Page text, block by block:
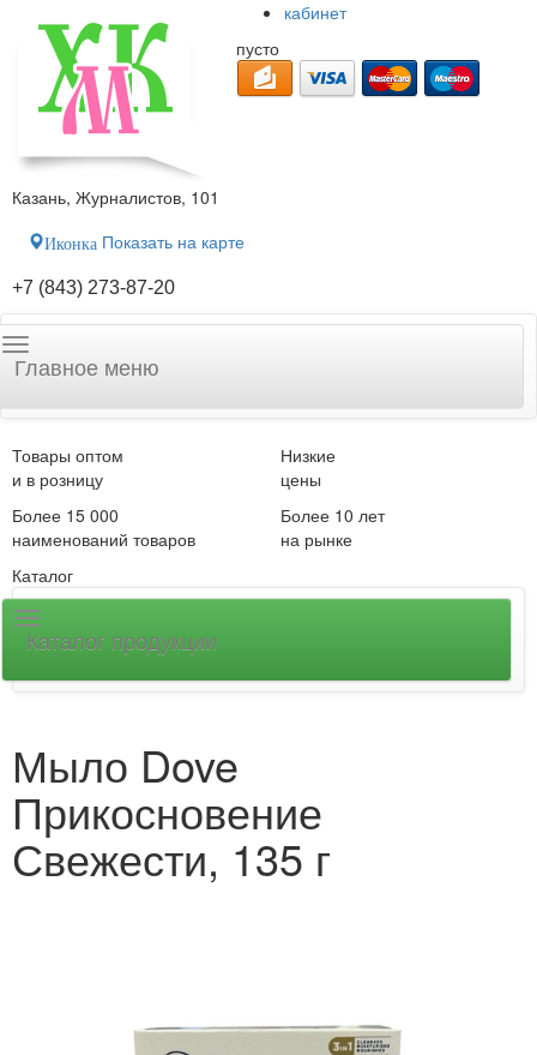
кабинет
пусто
Казань, Журналистов, 101
Иконка Показать на карте
+7 (843) 273-87-20
Главное меню
Товары оптом
и в розницу
Низкие
цены
Более 15 000
наименований товаров
Более 10 лет
на рынке
Каталог
Каталог продукции
Мыло Dove
Прикосновение
Свежести, 135 г